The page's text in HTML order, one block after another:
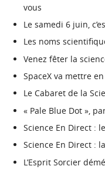
vous
Le samedi 6 juin,
Les noms
Venez fêter la
SpaceX va mettre
Le Cabaret de la
« Pale Blue Dot »,
Science En Direct :
Science En Direct :
L’Esprit Sorcier